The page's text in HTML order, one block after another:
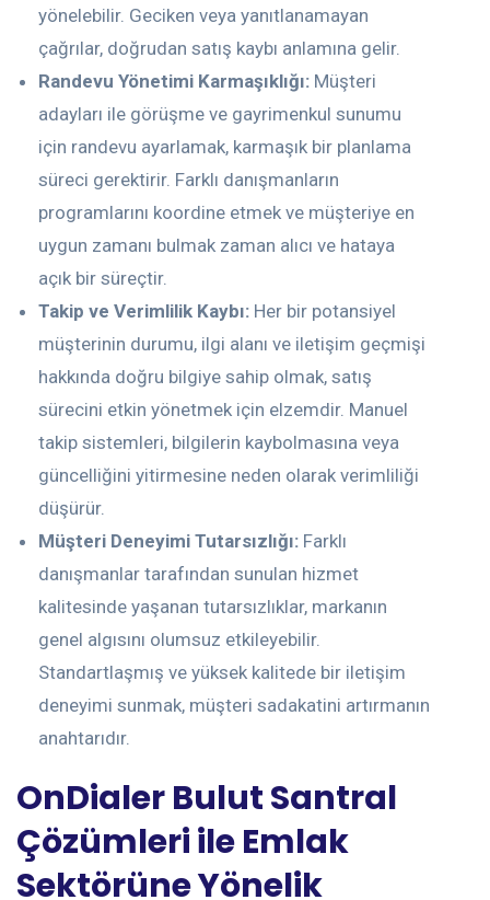
yönelebilir. Geciken veya yanıtlanamayan
çağrılar, doğrudan satış kaybı anlamına gelir.
Randevu Yönetimi Karmaşıklığı: Müşteri
adayları ile görüşme ve gayrimenkul sunumu
için randevu ayarlamak, karmaşık bir planlama
süreci gerektirir. Farklı danışmanların
programlarını koordine etmek ve müşteriye en
uygun zamanı bulmak zaman alıcı ve hataya
açık bir süreçtir.
Takip ve Verimlilik Kaybı: Her bir potansiyel
müşterinin durumu, ilgi alanı ve iletişim geçmişi
hakkında doğru bilgiye sahip olmak, satış
sürecini etkin yönetmek için elzemdir. Manuel
takip sistemleri, bilgilerin kaybolmasına veya
güncelliğini yitirmesine neden olarak verimliliği
düşürür.
Müşteri Deneyimi Tutarsızlığı: Farklı
danışmanlar tarafından sunulan hizmet
kalitesinde yaşanan tutarsızlıklar, markanın
genel algısını olumsuz etkileyebilir.
Standartlaşmış ve yüksek kalitede bir iletişim
deneyimi sunmak, müşteri sadakatini artırmanın
anahtarıdır.
OnDialer Bulut Santral
Çözümleri ile Emlak
Sektörüne Yönelik